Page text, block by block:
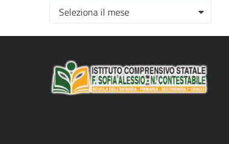
Archivio
Seleziona il mese